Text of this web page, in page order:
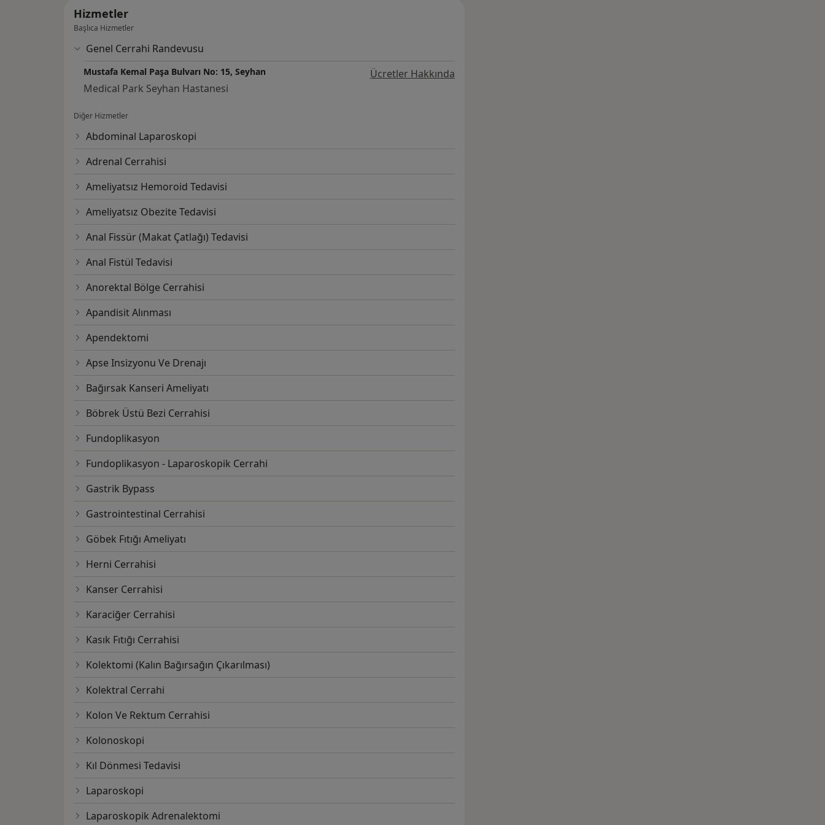
Hizmetler
Başlıca Hizmetler
Genel Cerrahi Randevusu
Mustafa Kemal Paşa Bulvarı No: 15, Seyhan
Ücretler Hakkında
Medical Park Seyhan Hastanesi
Diğer Hizmetler
Abdominal Laparoskopi
Adrenal Cerrahisi
Ameliyatsız Hemoroid Tedavisi
Ameliyatsız Obezite Tedavisi
Anal Fissür (Makat Çatlağı) Tedavisi
Anal Fistül Tedavisi
Anorektal Bölge Cerrahisi
Apandisit Alınması
Apendektomi
Apse Insizyonu Ve Drenajı
Bağırsak Kanseri Ameliyatı
Böbrek Üstü Bezi Cerrahisi
Fundoplikasyon
Fundoplikasyon - Laparoskopik Cerrahi
Gastrik Bypass
Gastrointestinal Cerrahisi
Göbek Fıtığı Ameliyatı
Herni Cerrahisi
Kanser Cerrahisi
Karaciğer Cerrahisi
Kasık Fıtığı Cerrahisi
Kolektomi (Kalın Bağırsağın Çıkarılması)
Kolektral Cerrahi
Kolon Ve Rektum Cerrahisi
Kolonoskopi
Kıl Dönmesi Tedavisi
Laparoskopi
Laparoskopik Adrenalektomi